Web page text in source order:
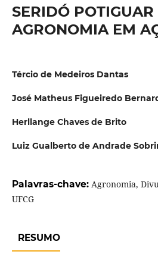
SERIDÓ POTIGUAR
AGRONOMIA EM
Tércio de Medeiros Dantas
José Matheus Figueiredo
Herllange Chaves de Brito
Luiz Gualberto de Andrade
Palavras-chave: Agronomia,
UFCG
RESUMO